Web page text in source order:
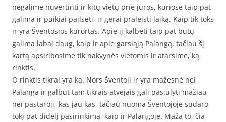
negalime nuvertinti ir kitų vietų prie jūros, kuriose taip pat
galima ir puikiai pailsėti, ir gerai praleisti laiką. Kaip tik toks
ir yra Šventosios kurortas. Apie jį kalbėti taip pat būtų
galima labai daug, kaip ir apie garsiąją Palangą, tačiau šį
kartą apsiribosime tik nakvynės vietomis ir atarsime, ką
rinktis.
O rinktis tikrai yra ką. Nors Šventoji ir yra mažesnė nei
Palanga ir galbūt tam tikrais atvejais gali pasiūlyti mažiau
nei pastaroji, kas jau kas, tačiau nuoma Šventojoje sudaro
tokį pat didelį pasirinkimą, kaip ir Palangoje. Maža to, čia